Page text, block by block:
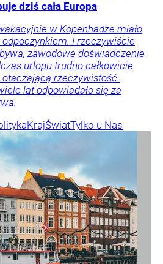
dziś cała Europa
w Kopenhadze miało
I rzeczywiście
zawodowe doświadczenie
urlopu trudno całkowicie
rzeczywistość.
lat odpowiadało się za
KrajŚwiatTylko u Nas